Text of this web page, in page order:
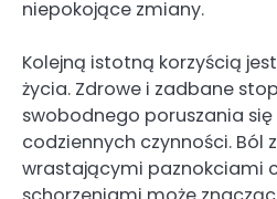
niepokojące zmiany.
Kolejną istotną korzyścią
życia. Zdrowe i zadbane
swobodnego poruszania
codziennych czynności. Ból
wrastającymi paznokciami